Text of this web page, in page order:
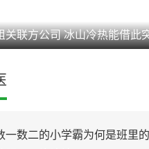
关联方公司 冰山冷热能借此
一数二的小学霸为何是班里的